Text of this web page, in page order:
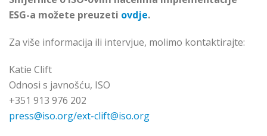
ESG-a možete preuzeti ovdje.
Za više informacija ili intervjue, molimo kontaktirajte:
Katie Clift
Odnosi s javnošću, ISO
+351 913 976 202
press@iso.org/ext-clift@iso.org